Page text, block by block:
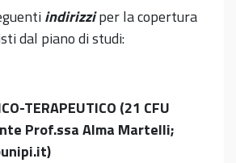
indirizziper la copertura
dal piano di studi:
TERAPEUTICO (21 CFU
Prof.ssa Alma Martelli;